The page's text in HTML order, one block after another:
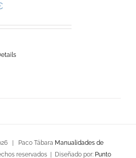
| Paco Tábara Manualidades de
reservados | Diseñado por: Punto